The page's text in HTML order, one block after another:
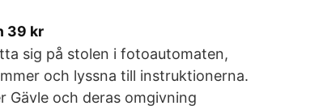
39 kr
sig på stolen i fotoautomaten,
och lyssna till instruktionerna.
Gävle och deras omgivning